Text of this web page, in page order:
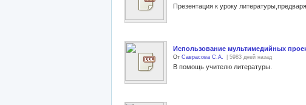
Презентация к уроку
Использование мультимедийных
От Саврасова С.А. | 5983 дней назад
В помощь учителю литературы.